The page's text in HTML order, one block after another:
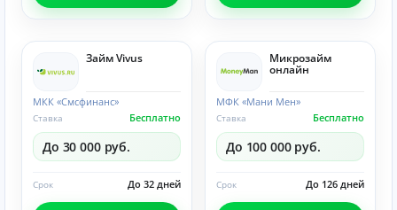
Займ Vivus
МКК «Смсфинанс»
Бесплатно
Ставка
До 30 000 руб.
До 32 дней
Срок
Микрозайм
онлайн
МФК «Мани Мен»
Бесплатно
Ставка
До 100 000 руб.
До 126 дней
Срок